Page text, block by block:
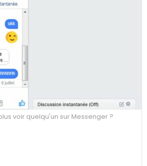
voir quelqu'un sur Messenger ?